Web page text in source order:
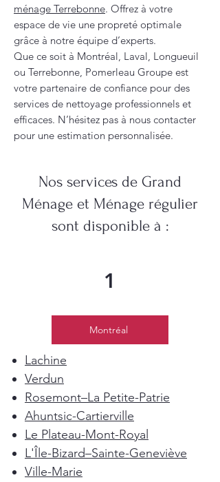
ménage Terrebonne. Offrez à votre
espace de vie une propreté optimale
grâce à notre équipe d’experts.
Que ce soit à Montréal, Laval, Longueuil
ou Terrebonne, Pomerleau Groupe est
votre partenaire de confiance pour des
services de nettoyage professionnels et
efficaces. N’hésitez pas à nous contacter
pour une estimation personnalisée.
Nos services de Grand
Ménage et Ménage régulier
sont disponible à :
1
Montréal
Lachine
Verdun
Rosemont–La Petite-Patrie
Ahuntsic-Cartierville
Le Plateau-Mont-Royal
L'Île-Bizard–Sainte-Geneviève
Ville-Marie